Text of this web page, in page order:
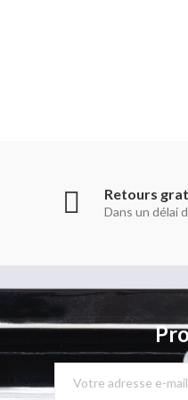
Retours
Dans un délai